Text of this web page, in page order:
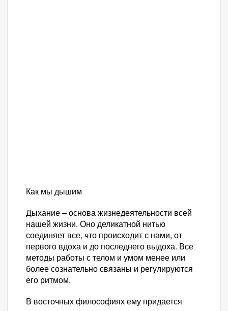
Как мы дышим
Дыхание – основа жизнедеятельности всей
нашей жизни. Оно деликатной нитью
соединяет все, что происходит с нами, от
первого вдоха и до последнего выдоха. Все
методы работы с телом и умом менее или
более сознательно связаны и регулируются
его ритмом.
В восточных философиях ему придается